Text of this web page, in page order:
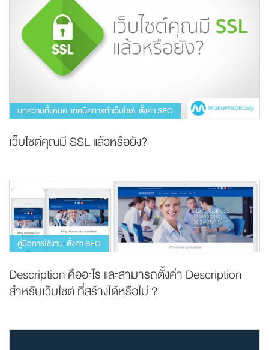
บทความทั้งหมด, เทคนิคการทำเว็บไซต์, ตั้งค่า SEO
เว็บไซต์คุณมี SSL แล้วหรือยัง?
คู่มือการใช้งาน,ตั้งค่า SEO
Description คืออะไร และสามารถตั้งค่า Description
สำหรับเว็บไซต์ ที่สร้างได้หรือไม่ ?